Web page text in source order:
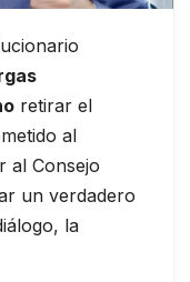
retirar el
al
al Consejo
un verdadero
la